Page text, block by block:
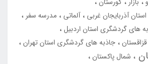
آذربایجان غربی
آلماتی
مدرسه سفر
های گردشگری استان اردبیل
جاذبه های گردشگری استان تهران
شمال پاکستان